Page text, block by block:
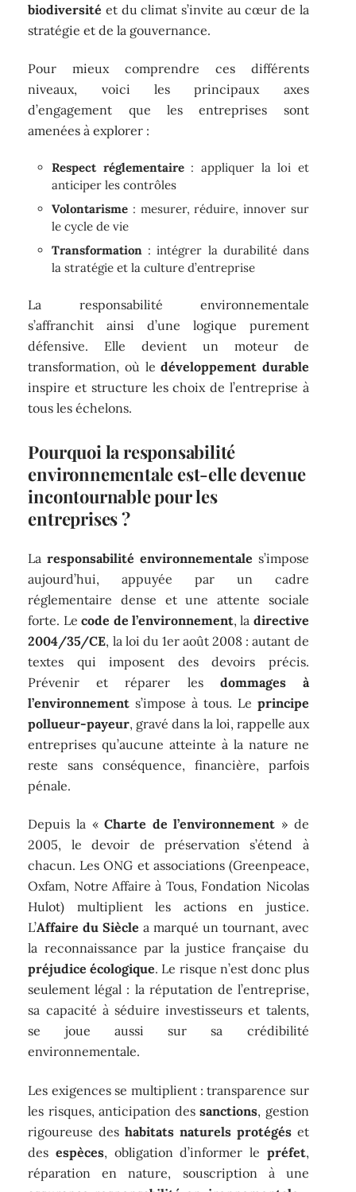
biodiversité et du climat s’invite au cœur de la
stratégie et de la gouvernance.
Pour mieux comprendre ces différents
niveaux, voici les principaux axes
d’engagement que les entreprises sont
amenées à explorer :
Respect réglementaire: appliquer la loi et
anticiper les contrôles
Volontarisme : mesurer, réduire, innover sur
le cycle de vie
Transformation : intégrer la durabilité dans
la stratégie et la culture d’entreprise
La responsabilité environnementale
s’affranchit ainsi d’une logique purement
défensive. Elle devient un moteur de
transformation, où ledéveloppement durable
inspire et structure les choix de l’entreprise à
tous les échelons.
Pourquoi la responsabilité
environnementale est-elle devenue
incontournable pour les
entreprises ?
Laresponsabilité environnementale s’impose
aujourd’hui, appuyée par un cadre
réglementaire dense et une attente sociale
forte. Lecode de l’environnement, la directive
2004/35/CE, la loi du 1er août 2008 : autant de
textes qui imposent des devoirs précis.
Prévenir et réparer les dommages à
l’environnement s’impose à tous. Le principe
pollueur-payeur, gravé dans la loi, rappelle aux
entreprises qu’aucune atteinte à la nature ne
reste sans conséquence, financière, parfois
pénale.
Depuis la «Charte de l’environnement » de
2005, le devoir de préservation s’étend à
chacun. Les ONG et associations (Greenpeace,
Oxfam, Notre Affaire à Tous, Fondation Nicolas
Hulot) multiplient les actions en justice.
L’Affaire du Siècle a marqué un tournant, avec
la reconnaissance par la justice française du
préjudice écologique. Le risque n’est donc plus
seulement légal : la réputation de l’entreprise,
sa capacité à séduire investisseurs et talents,
se joue aussi sur sa crédibilité
environnementale.
Les exigences se multiplient : transparence sur
les risques, anticipation dessanctions, gestion
rigoureuse deshabitats naturels protégéset
desespèces, obligation d’informer le préfet,
réparation en nature, souscription à une